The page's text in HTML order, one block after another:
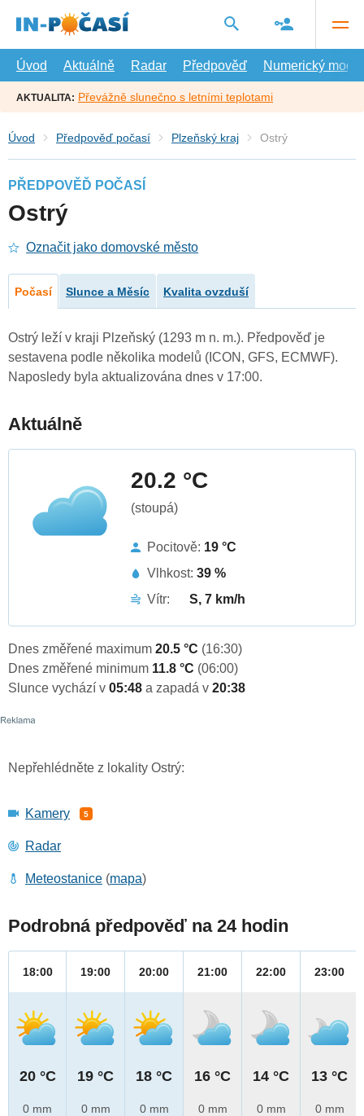
hlavní
Úvod
Aktuálně Radar Předpověď Numerický model
AKTUALITA: Převážně slunečno s letními teplotami
Úvod Předpověď počasí Plzeňský kraj Ostrý
PŘEDPOVĚĎ POČASÍ
Ostrý
Označit jako domovské město
Počasí Slunce a Měsíc Kvalita ovzduší
Ostrý leží v kraji Plzeňský (1293 m n. m.). Předpověď je
sestavena podle několika modelů (ICON, GFS, ECMWF).
Naposledy byla aktualizována dnes v 17:00.
Aktuálně
20.2 °C
(stoupá)
Pocitově: 19 °C
Vlhkost: 39 %
Vítr:
S, 7 km/h
Dnes změřené maximum 20.5 °C (16:30)
Dnes změřené minimum 11.8 °C (06:00)
Slunce vychází v 05:48 a zapadá v 20:38
Nepřehlédněte z lokality Ostrý:
Kamery 5
Radar
Meteostanice (mapa)
Podrobná předpověď na 24 hodin
18:00
20 °C
0 mm
19:00
19 °C
0 mm
20:00
18 °C
0 mm
21:00
16 °C
0 mm
22:00
14 °C
0 mm
23:00
13 °C
0 mm